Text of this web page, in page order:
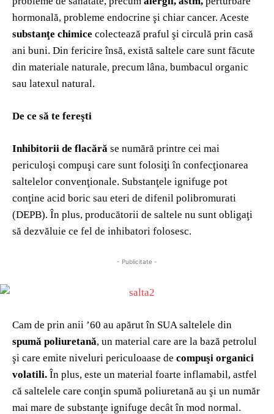
hormonală, probleme endocrine şi chiar cancer. Aceste
substanţe chimice colectează praful şi circulă prin casă
ani buni. Din fericire însă, există saltele care sunt făcute
din materiale naturale, precum lâna, bumbacul organic
sau latexul natural.
De ce să te fereşti
Inhibitorii de flacără se numără printre cei mai
periculoşi compuşi care sunt folosiţi în confecţionarea
saltelelor convenţionale. Substanţele ignifuge pot
conţine acid boric sau eteri de difenil polibromurati
(DEPB). În plus, producătorii de saltele nu sunt obligaţi
să dezvăluie ce fel de inhibatori folosesc.
- Publicitate -
Cam de prin anii ’60 au apărut în SUA saltelele din
spumă poliuretană, un material care are la bază petrolul
şi care emite niveluri periculoaase de compuşi organici
volatili. În plus, este un material foarte inflamabil, astfel
că saltelele care conţin spumă poliuretană au şi un număr
mai mare de substanţe ignifuge decât în mod normal.